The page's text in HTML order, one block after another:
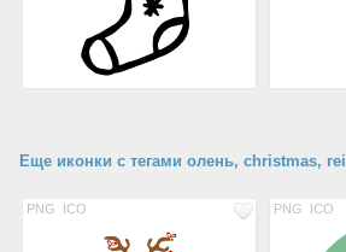
Еще иконки с тегами олень, christmas,
PNG ICO PNG ICO